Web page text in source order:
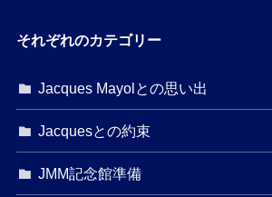
それぞれのカテゴリー
Jacques Mayolとの思い出
Jacquesとの約束
JMM記念館準備